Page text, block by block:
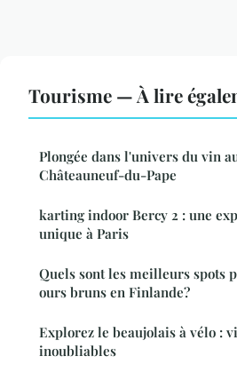
Tourisme — À lire
Plongée dans l'univers du vin
Châteauneuf-du-Pape
karting indoor Bercy 2 : une
unique à Paris
Quels sont les meilleurs spots
ours bruns en Finlande?
Explorez le beaujolais à vélo :
inoubliables